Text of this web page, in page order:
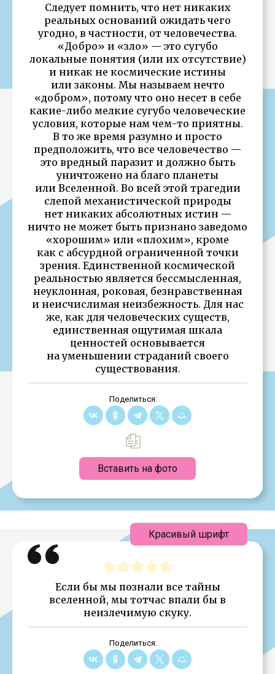
Следует помнить, что нет никаких
реальных оснований ожидать чего
угодно, в частности, от человечества.
«Добро» и «зло» — это сугубо
локальные понятия (или их отсутствие)
и никак не космические истины
или законы. Мы называем нечто
«добром», потому что оно несет в себе
какие-либо мелкие сугубо человеческие
условия, которые нам чем-то приятны.
В то же время разумно и просто
предположить, что все человечество —
это вредный паразит и должно быть
уничтожено на благо планеты
или Вселенной. Во всей этой трагедии
слепой механистической природы
нет никаких абсолютных истин —
ничто не может быть признано заведомо
«хорошим» или «плохим», кроме
как с абсурдной ограниченной точки
зрения. Единственной космической
реальностью является бессмысленная,
неуклонная, роковая, безнравственная
и неисчислимая неизбежность. Для нас
же, как для человеческих существ,
единственная ощутимая шкала
ценностей основывается
на уменьшении страданий своего
существования.
Поделиться:
Вставить на фото
Если бы мы познали все тайны
вселенной, мы тотчас впали бы в
неизлечимую скуку.
Поделиться:
Красивый шрифт